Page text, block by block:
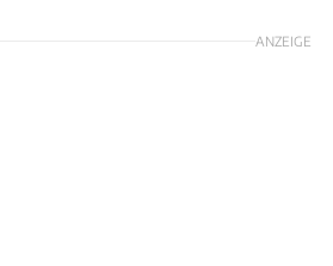
ANZEIGE